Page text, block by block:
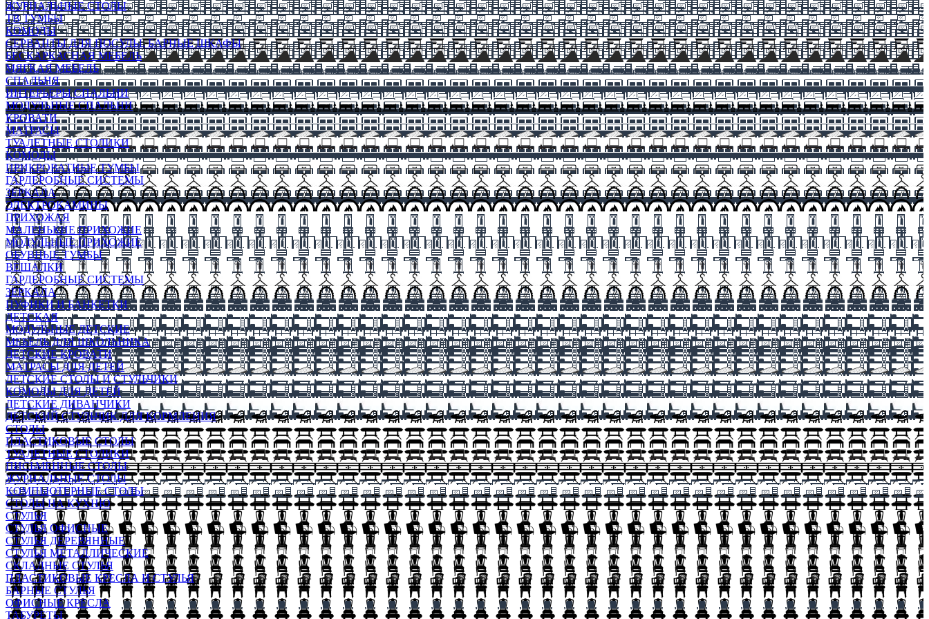
ЖУРНАЛЬНЫЕ СТОЛЫ
ТВ ТУМБЫ
КОМОДЫ
СЕРВАНТЫ ДЛЯ ПОСУДЫ, БАРНЫЕ ШКАФЫ
БЕСКАРКАСНАЯ МЕБЕЛЬ
МЯГКАЯ МЕБЕЛЬ
СПАЛЬНЯ
ИНТЕРЬЕРЫ СПАЛЬНИ
МОДУЛЬНЫЕ СПАЛЬНИ
КРОВАТИ
МАТРАСЫ
ТУАЛЕТНЫЕ СТОЛИКИ
КОМОДЫ
ПРИКРОВАТНЫЕ ТУМБЫ
ГАРДЕРОБНЫЕ СИСТЕМЫ
ЗЕРКАЛА
ЭЛЕКТРОКАМИНЫ
ПРИХОЖАЯ
МАЛЕНЬКИЕ ПРИХОЖИЕ
МОДУЛЬНЫЕ ПРИХОЖИЕ
ОБУВНЫЕ ТУМБЫ
ВЕШАЛКИ
ГАРДЕРОБНЫЕ СИСТЕМЫ
ЗЕРКАЛА
ПУФИКИ И БАНКЕТКИ
ДЕТСКАЯ
МОДУЛЬНЫЕ ДЕТСКИЕ
МЕБЕЛЬ ДЛЯ ШКОЛЬНИКА
ДЕТСКИЕ КРОВАТИ
МАТРАСЫ ДЛЯ ДЕТЕЙ
ДЕТСКИЕ СТОЛЫ И СТУЛЬЧИКИ
КОМОДЫ ДЛЯ ДЕТЕЙ
ДЕТСКИЕ ДИВАНЧИКИ
ДЕТСКИЙ СТУЛЬЧИК ДЛЯ КОРМЛЕНИЯ
СТОЛЫ
ПЛАСТИКОВЫЕ СТОЛЫ
ТУАЛЕТНЫЕ СТОЛИКИ
ПИСЬМЕННЫЕ СТОЛЫ
ЖУРНАЛЬНЫЕ СТОЛЫ
КОМПЬЮТЕРНЫЕ СТОЛЫ
СТОЛЫ НА КУХНЮ
СТУЛЬЯ
СТУЛЬЯ ОФИСНЫЕ
СТУЛЬЯ ДЕРЕВЯННЫЕ
СТУЛЬЯ МЕТАЛЛИЧЕСКИЕ
СКЛАДНЫЕ СТУЛЬЯ
ПЛАСТИКОВЫЕ КРЕСЛА И СТУЛЬЯ
БАРНЫЕ СТУЛЬЯ
ОФИСНЫЕ КРЕСЛА
ТАБУРЕТЫ